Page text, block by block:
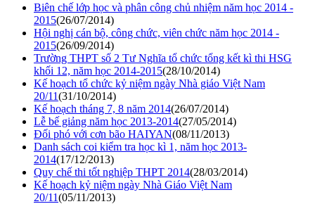
Biên chế lớp học và phân công chủ nhiệm năm học 2014 -
2015(26/07/2014)
Hội nghị cán bộ, công chức, viên chức năm học 2014 -
2015(26/09/2014)
Trường THPT số 2 Tư Nghĩa tổ chức tổng kết kì thi HSG
khối 12, năm học 2014-2015(28/10/2014)
Kế hoạch tổ chức kỷ niệm ngày Nhà giáo Việt Nam
20/11(31/10/2014)
Kế hoạch tháng 7, 8 năm 2014(26/07/2014)
Lễ bế giảng năm học 2013-2014(27/05/2014)
Đối phó với cơn bão HAIYAN(08/11/2013)
Danh sách coi kiểm tra học kì 1, năm học 2013-
2014(17/12/2013)
Quy chế thi tốt nghiệp THPT 2014(28/03/2014)
Kế hoạch kỷ niệm ngày Nhà Giáo Việt Nam
20/11(05/11/2013)